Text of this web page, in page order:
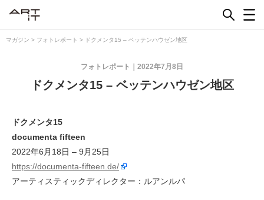
マガジン > フォトレポート > ドクメンタ15 – ベッテンハウゼン地区
2022年7月8日
フォトレポート
ドクメンタ15 – ベッテンハウゼン地区
ドクメンタ15
documenta fifteen
2022年6月18日 – 9月25日
https://documenta-fifteen.de/
アーティスティックディレクター：ルアンルパ